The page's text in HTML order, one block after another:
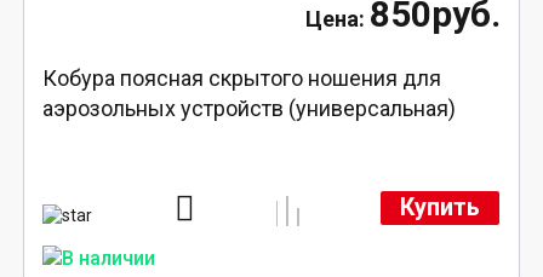
850руб.
Кобура поясная скрытого ношения для
аэрозольных устройств (универсальная)
Купить